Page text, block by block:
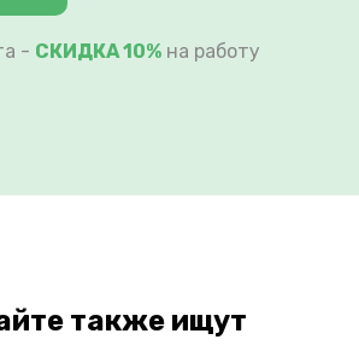
- СКИДКА 10% на работу
также ищут